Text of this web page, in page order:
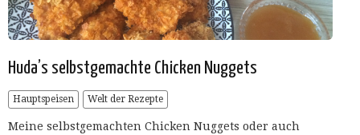
Huda’s selbstgemachte Chicken Nuggets
Hauptspeisen Welt der Rezepte
Meine selbstgemachten Chicken Nuggets oder auch